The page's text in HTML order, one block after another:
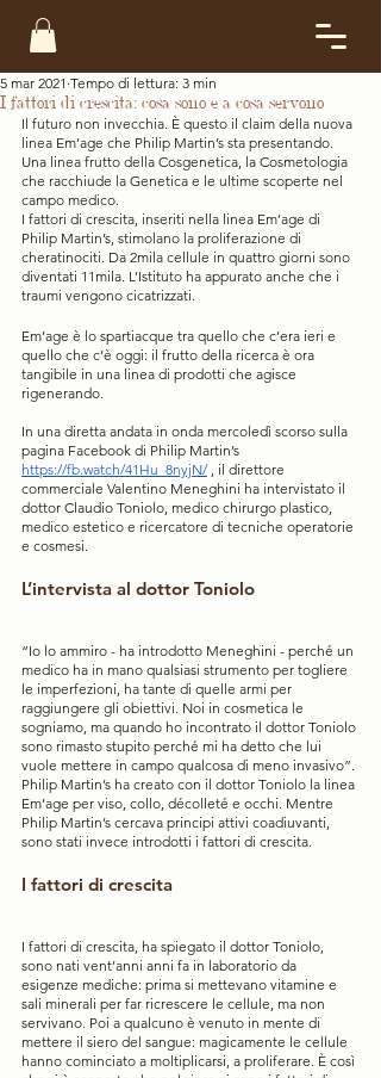
I fattori di crescita: cosa sono e a cosa servono
5 mar 2021 Tempo di lettura: 3 min
Il futuro non invecchia. È questo il claim della nuova
linea Em’age che Philip Martin’s sta presentando.
Una linea frutto della Cosgenetica, la Cosmetologia
che racchiude la Genetica e le ultime scoperte nel
campo medico.
I fattori di crescita, inseriti nella linea Em’age di
Philip Martin’s, stimolano la proliferazione di
cheratinociti. Da 2mila cellule in quattro giorni sono
diventati 11mila. L’Istituto ha appurato anche che i
traumi vengono cicatrizzati.
Em’age è lo spartiacque tra quello che c’era ieri e
quello che c’è oggi: il frutto della ricerca è ora
tangibile in una linea di prodotti che agisce
rigenerando.
In una diretta andata in onda mercoledì scorso sulla
pagina Facebook di Philip Martin’s
https://fb.watch/41Hu_8nyjN/ , il direttore
commerciale Valentino Meneghini ha intervistato il
dottor Claudio Toniolo, medico chirurgo plastico,
medico estetico e ricercatore di tecniche operatorie
e cosmesi.
L’intervista al dottor Toniolo
“Io lo ammiro - ha introdotto Meneghini - perché un
medico ha in mano qualsiasi strumento per togliere
le imperfezioni, ha tante di quelle armi per
raggiungere gli obiettivi. Noi in cosmetica le
sogniamo, ma quando ho incontrato il dottor Toniolo
sono rimasto stupito perché mi ha detto che lui
vuole mettere in campo qualcosa di meno invasivo”.
Philip Martin’s ha creato con il dottor Toniolo la linea
Em’age per viso, collo, décolleté e occhi. Mentre
Philip Martin’s cercava principi attivi coadiuvanti,
sono stati invece introdotti i fattori di crescita.
I fattori di crescita
I fattori di crescita, ha spiegato il dottor Toniolo,
sono nati vent’anni anni fa in laboratorio da
esigenze mediche: prima si mettevano vitamine e
sali minerali per far ricrescere le cellule, ma non
servivano. Poi a qualcuno è venuto in mente di
mettere il siero del sangue: magicamente le cellule
hanno cominciato a moltiplicarsi, a proliferare. È così